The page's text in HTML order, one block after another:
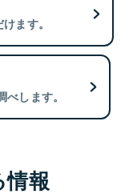
ます。
します。
情報